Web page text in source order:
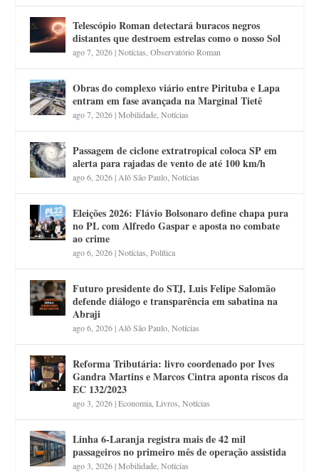
Telescópio Roman detectará buracos negros
distantes que destroem estrelas como o nosso Sol
ago 7, 2026|Notícias ,Observatório Roman
Obras do complexo viário entre Pirituba e Lapa
entram em fase avançada na Marginal Tietê
ago 7, 2026|Mobilidade ,Notícias
Passagem de ciclone extratropical coloca SP em
alerta para rajadas de vento de até 100 km/h
ago 6, 2026| Alô São Paulo ,Notícias
Eleições 2026: Flávio Bolsonaro define chapa pura
no PL com Alfredo Gaspar e aposta no combate
ao crime
ago 6, 2026|Notícias ,Política
Futuro presidente do STJ, Luis Felipe Salomão
defende diálogo e transparência em sabatina na
Abraji
ago 6, 2026| Alô São Paulo ,Notícias
Reforma Tributária: livro coordenado por Ives
Gandra Martins e Marcos Cintra aponta riscos da
EC 132/2023
ago 3, 2026|Economia ,Livros ,Notícias
Linha 6-Laranja registra mais de 42 mil
passageiros no primeiro mês de operação assistida
ago 3, 2026|Mobilidade ,Notícias